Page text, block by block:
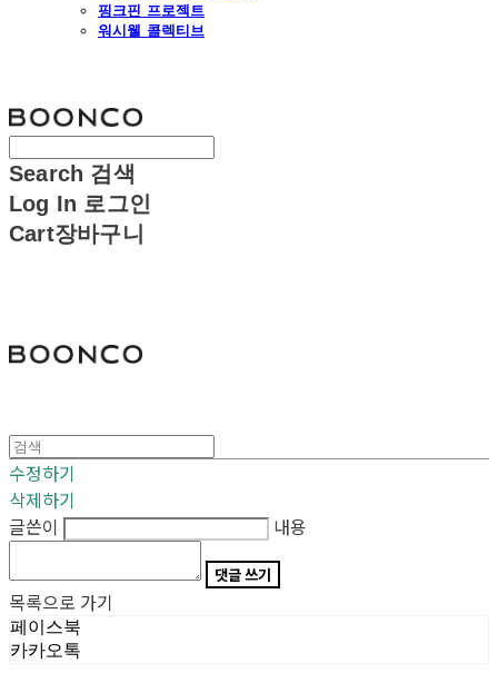
핑크핀 프로젝트
워시웰 콜렉티브
Search 검색
Log In 로그인
Cart장바구니
수정하기
삭제하기
글쓴이
내용
댓글 쓰기
목록으로 가기
페이스북
카카오톡